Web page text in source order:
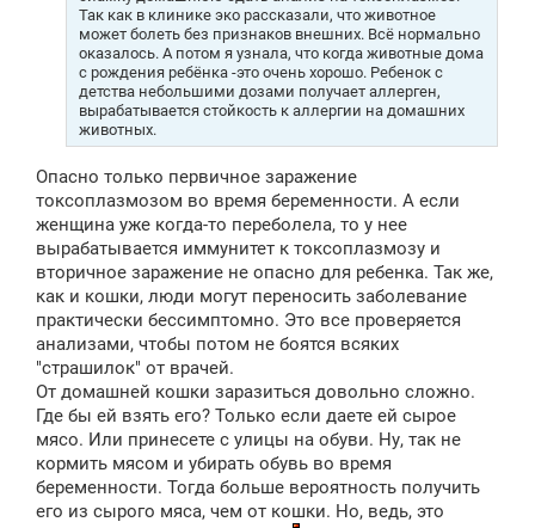
Так как в клинике эко рассказали, что животное
может болеть без признаков внешних. Всё нормально
оказалось. А потом я узнала, что когда животные дома
с рождения ребёнка -это очень хорошо. Ребенок с
детства небольшими дозами получает аллерген,
вырабатывается стойкость к аллергии на домашних
животных.
Опасно только первичное заражение
токсоплазмозом во время беременности. А если
женщина уже когда-то переболела, то у нее
вырабатывается иммунитет к токсоплазмозу и
вторичное заражение не опасно для ребенка. Так же,
как и кошки, люди могут переносить заболевание
практически бессимптомно. Это все проверяется
анализами, чтобы потом не боятся всяких
"страшилок" от врачей.
От домашней кошки заразиться довольно сложно.
Где бы ей взять его? Только если даете ей сырое
мясо. Или принесете с улицы на обуви. Ну, так не
кормить мясом и убирать обувь во время
беременности. Тогда больше вероятность получить
его из сырого мяса, чем от кошки. Но, ведь, это